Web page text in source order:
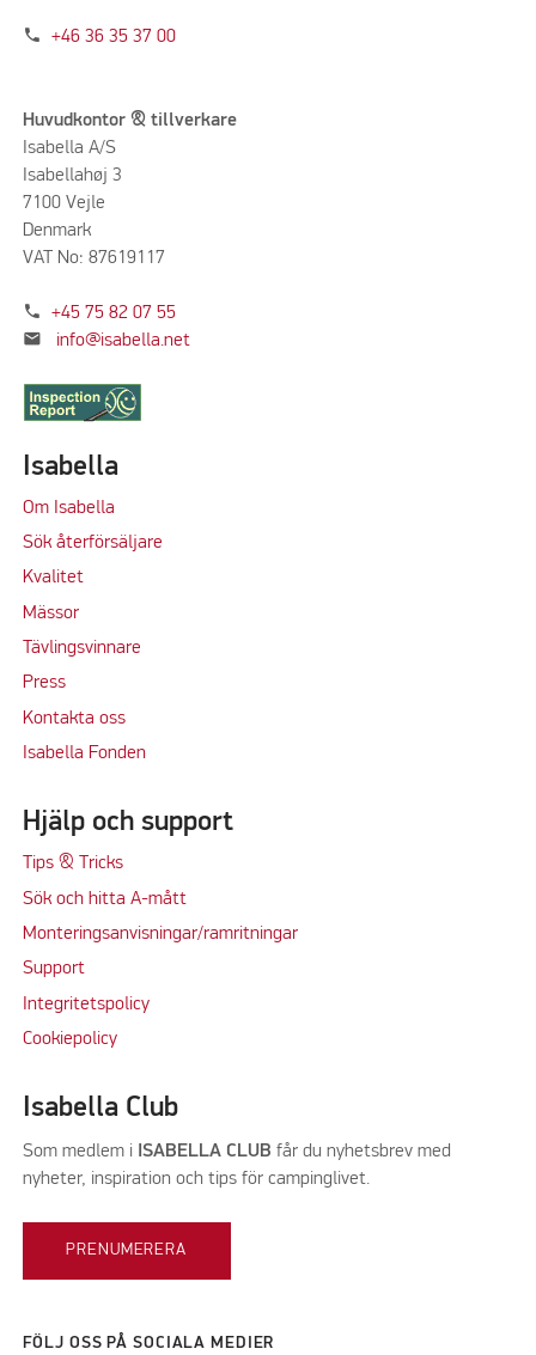
phone +46 36 35 37 00
Huvudkontor & tillverkare
Isabella A/S
Isabellahøj 3
7100 Vejle
Denmark
VAT No: 87619117
phone +45 75 82 07 55
mail info@isabella.net
Isabella
Om Isabella
Sök återförsäljare
Kvalitet
Mässor
Tävlingsvinnare
Press
Kontakta oss
Isabella Fonden
Hjälp och support
Tips & Tricks
Sök och hitta A-mått
Monteringsanvisningar/ramritningar
Support
Integritetspolicy
Cookiepolicy
Isabella Club
Som medlem i ISABELLA CLUB får du nyhetsbrev med
nyheter, inspiration och tips för campinglivet.
PRENUMERERA
FÖLJ OSS PÅ SOCIALA MEDIER